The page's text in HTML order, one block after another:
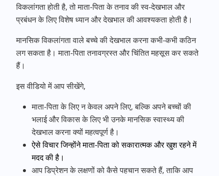
विकलांगताहोती है, तो माता-पिता के तनाव की स्व-देखभाल और
प्रबंधन के लिए विशेष ध्यान और देखभाल की आवश्यकता होती है।
मानसिक विकलांगतावाले बच्चे की देखभाल करना कभी-कभी कठिन
लग सकता है। माता-पिता तनावग्रस्त और चिंतित महसूस कर सकते
हैं।
इस वीडियो में आप सीखेंगे,
माता-पिता के लिए न केवल अपने लिए, बल्कि अपने बच्चों की
भलाई और विकास के लिए भी उनके मानसिक स्वास्थ्य की
देखभाल करना क्यों महत्वपूर्ण है।
ऐसे विचार जिन्होंने माता-पिता को सकारात्मक और खुश रहने में
मदद की है।
आप डिप्रेशन के लक्षणों को कैसे पहचान सकते हैं, ताकि आप